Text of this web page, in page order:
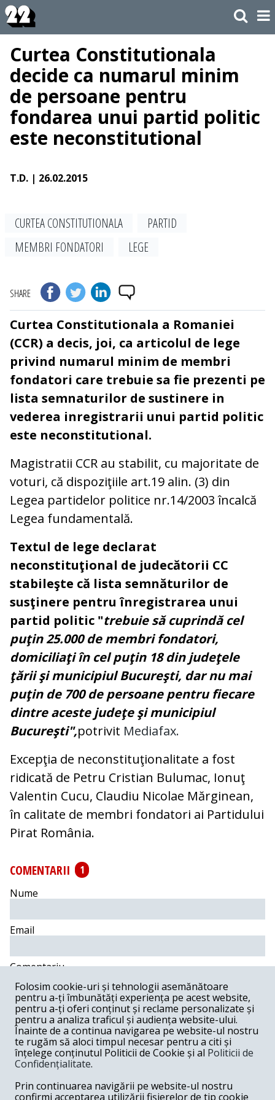
Curtea Constitutionala
decide ca numarul minim
de persoane pentru
fondarea unui partid politic
este neconstitutional
T.D. | 26.02.2015
CURTEA CONSTITUTIONALA
PARTID
MEMBRI FONDATORI
LEGE
SHARE
Curtea Constitutionala a Romaniei
(CCR) a decis, joi, ca articolul de lege
privind numarul minim de membri
fondatori care trebuie sa fie prezenti pe
lista semnaturilor de sustinere in
vederea inregistrarii unui partid politic
este neconstitutional.
Magistratii CCR au stabilit, cu majoritate de
voturi, că dispoziţiile art.19 alin. (3) din
Legea partidelor politice nr.14/2003 încalcă
Legea fundamentală.
Textul de lege declarat
neconstituţional de judecătorii CC
stabileşte că lista semnăturilor de
susţinere pentru înregistrarea unui
partid politic "trebuie să cuprindă cel
puţin 25.000 de membri fondatori,
domiciliaţi în cel puţin 18 din judeţele
ţării şi municipiul Bucureşti, dar nu mai
puţin de 700 de persoane pentru fiecare
dintre aceste judeţe şi municipiul
Bucureşti",potrivit Mediafax.
Excepţia de neconstituţionalitate a fost
ridicată de Petru Cristian Bulumac, Ionuţ
Valentin Cucu, Claudiu Nicolae Mărginean,
în calitate de membri fondatori ai Partidului
Pirat România.
COMENTARII
1
Nume
Email
Comentariu
Postează comentariu
Gheorghe -02-26-2015
problema care parea insurmontabila. Cat despre
partidulet, poate vedem niste solutii noi, deoarece Mani
Folosim cookie-uri și tehnologii asemănătoare
pentru a-ți îmbunătăți experiența pe acest website,
pentru a-ți oferi conținut și reclame personalizate și
pentru a analiza traficul și audiența website-ului.
Înainte de a continua navigarea pe website-ul nostru
te rugăm să aloci timpul necesar pentru a citi și
înțelege conținutul Politicii de Cookie și al Politicii de
Confidențialitate.
Prin continuarea navigării pe website-ul nostru
confirmi acceptarea utilizării fișierelor de tip cookie